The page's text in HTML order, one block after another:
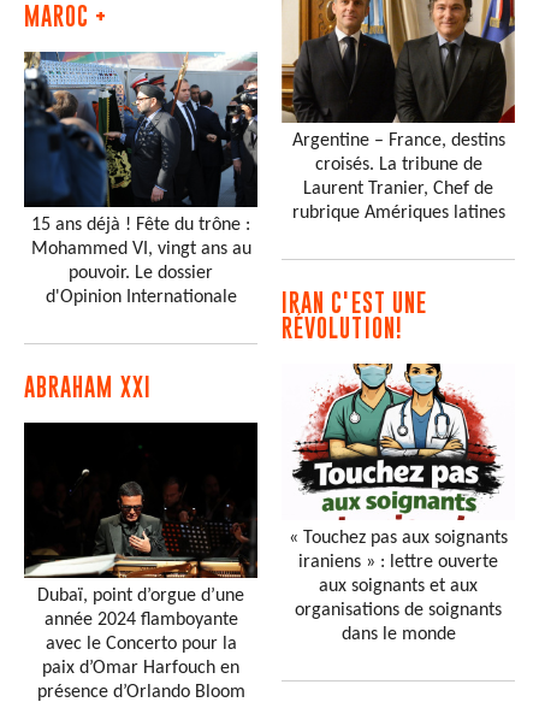
MAROC +
15 ans déjà ! Fête du trône :
Mohammed VI, vingt ans au
pouvoir. Le dossier
d'Opinion Internationale
ABRAHAM XXI
Dubaï, point d’orgue d’une
année 2024 flamboyante
avec le Concerto pour la
paix d’Omar Harfouch en
présence d’Orlando Bloom
Argentine – France, destins
croisés. La tribune de
Laurent Tranier, Chef de
rubrique Amériques latines
IRAN C'EST UNE
RÉVOLUTION!
« Touchez pas aux soignants
iraniens » : lettre ouverte
aux soignants et aux
organisations de soignants
dans le monde